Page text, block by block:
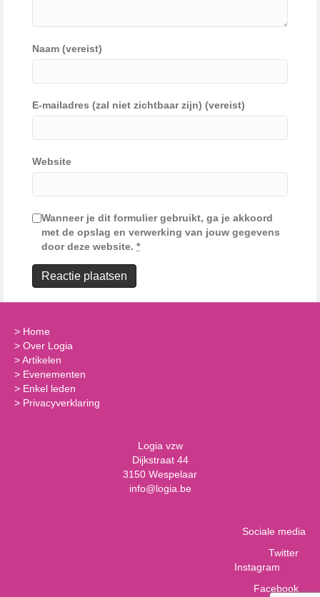
Naam (vereist)
E-mailadres (zal niet zichtbaar zijn) (vereist)
Website
Wanneer je dit formulier gebruikt, ga je akkoord
met de opslag en verwerking van jouw gegevens
door deze website. *
> Home
> Over Logia
>Artikelen
> Evenementen
> Enkel leden
> Privacyverklaring
Logia vzw
Dijkstraat 44
3150 Wespelaar
info@logia.be
Sociale media
Twitter
Instagram
Facebook